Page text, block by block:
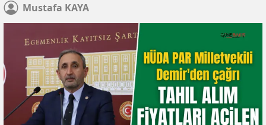
Mustafa KAYA